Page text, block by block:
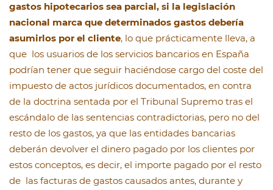
gastos hipotecarios sea parcial, si la legislación
nacional marca que determinados gastos debería
asumirlos por el cliente, lo que prácticamente lleva, a
que los usuarios de los servicios bancarios en España
podrían tener que seguir haciéndose cargo del coste del
impuesto de actos jurídicos documentados, en contra
de la doctrina sentada por el Tribunal Supremo tras el
escándalo de las sentencias contradictorias, pero no del
resto de los gastos, ya que las entidades bancarias
deberán devolver el dinero pagado por los clientes por
estos conceptos, es decir, el importe pagado por el resto
de las facturas de gastos causados antes, durante y